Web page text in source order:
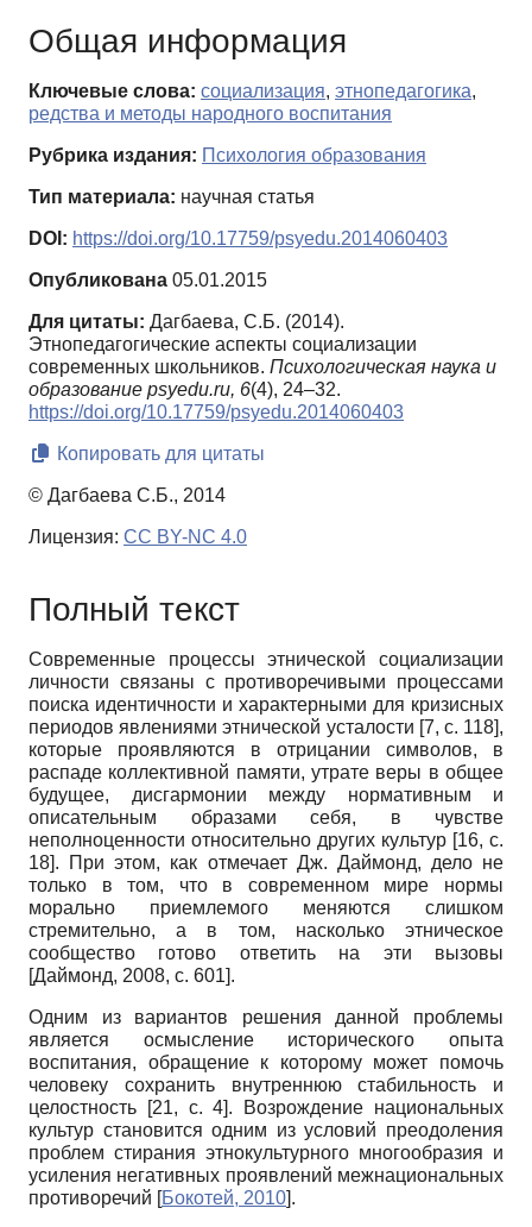
Общая информация
Ключевые слова: социализация, этнопедагогика,
редства и методы народного воспитания
Рубрика издания: Психология образования
Тип материала: научная статья
DOI: https://doi.org/10.17759/psyedu.2014060403
Опубликована 05.01.2015
Для цитаты: Дагбаева, С.Б. (2014).
Этнопедагогические аспекты социализации
современных школьников. Психологическая наука и
образование psyedu.ru, 6(4), 24–32.
https://doi.org/10.17759/psyedu.2014060403
Копировать для цитаты
© Дагбаева С.Б., 2014
Лицензия: CC BY-NC 4.0
Полный текст
Современные процессы этнической социализации
личности связаны с противоречивыми процессами
поиска идентичности и характерными для кризисных
периодов явлениями этнической усталости [7, c. 118],
которые проявляются в отрицании символов, в
распаде коллективной памяти, утрате веры в общее
будущее, дисгармонии между нормативным и
описательным образами себя, в чувстве
неполноценности относительно других культур [16, c.
18]. При этом, как отмечает Дж. Даймонд, дело не
только в том, что в современном мире нормы
морально приемлемого меняются слишком
стремительно, а в том, насколько этническое
сообщество готово ответить на эти вызовы
[Даймонд, 2008, c. 601].
Одним из вариантов решения данной проблемы
является осмысление исторического опыта
воспитания, обращение к которому может помочь
человеку сохранить внутреннюю стабильность и
целостность [21, c.4]. Возрождение национальных
культур становится одним из условий преодоления
проблем стирания этнокультурного многообразия и
усиления негативных проявлений межнациональных
противоречий [Бокотей, 2010].